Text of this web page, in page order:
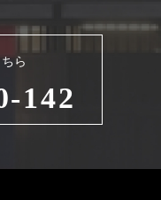
ら
142